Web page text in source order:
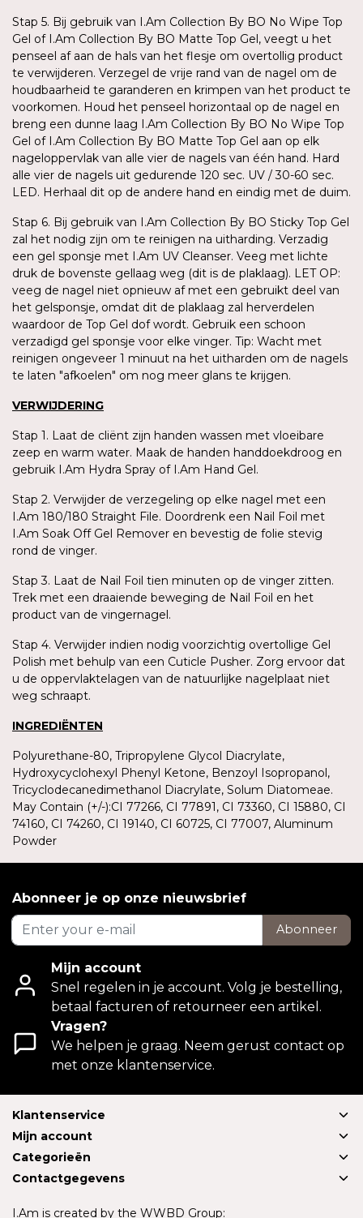
Stap 5. Bij gebruik van I.Am Collection By BO No Wipe Top
Gel of I.Am Collection By BO Matte Top Gel, veegt u het
penseel af aan de hals van het flesje om overtollig product
te verwijderen. Verzegel de vrije rand van de nagel om de
houdbaarheid te garanderen en krimpen van het product te
voorkomen. Houd het penseel horizontaal op de nagel en
breng een dunne laag I.Am Collection By BO No Wipe Top
Gel of I.Am Collection By BO Matte Top Gel aan op elk
nageloppervlak van alle vier de nagels van één hand. Hard
alle vier de nagels uit gedurende 120 sec. UV / 30-60 sec.
LED. Herhaal dit op de andere hand en eindig met de duim.
Stap 6. Bij gebruik van I.Am Collection By BO Sticky Top Gel
zal het nodig zijn om te reinigen na uitharding. Verzadig
een gel sponsje met I.Am UV Cleanser. Veeg met lichte
druk de bovenste gellaag weg (dit is de plaklaag). LET OP:
veeg de nagel niet opnieuw af met een gebruikt deel van
het gelsponsje, omdat dit de plaklaag zal herverdelen
waardoor de Top Gel dof wordt. Gebruik een schoon
verzadigd gel sponsje voor elke vinger. Tip: Wacht met
reinigen ongeveer 1 minuut na het uitharden om de nagels
te laten "afkoelen" om nog meer glans te krijgen.
VERWIJDERING
Stap 1. Laat de cliënt zijn handen wassen met vloeibare
zeep en warm water. Maak de handen handdoekdroog en
gebruik I.Am Hydra Spray of I.Am Hand Gel.
Stap 2. Verwijder de verzegeling op elke nagel met een
I.Am 180/180 Straight File. Doordrenk een Nail Foil met
I.Am Soak Off Gel Remover en bevestig de folie stevig
rond de vinger.
Stap 3. Laat de Nail Foil tien minuten op de vinger zitten.
Trek met een draaiende beweging de Nail Foil en het
product van de vingernagel.
Stap 4. Verwijder indien nodig voorzichtig overtollige Gel
Polish met behulp van een Cuticle Pusher. Zorg ervoor dat
u de oppervlaktelagen van de natuurlijke nagelplaat niet
weg schraapt.
INGREDIËNTEN
Polyurethane-80, Tripropylene Glycol Diacrylate,
Hydroxycyclohexyl Phenyl Ketone, Benzoyl Isopropanol,
Tricyclodecanedimethanol Diacrylate, Solum Diatomeae.
May Contain (+/-):CI 77266, CI 77891, CI 73360, CI 15880, CI
74160, CI 74260, CI 19140, CI 60725, CI 77007, Aluminum
Powder
Abonneer je op onze nieuwsbrief
Abonneer
Mijn account
Snel regelen in je account. Volg je bestelling,
betaal facturen of retourneer een artikel.
Vragen?
We helpen je graag. Neem gerust contact op
met onze klantenservice.
Klantenservice
Mijn account
Categorieën
Contactgegevens
I.Am is created by the WWBD Group: